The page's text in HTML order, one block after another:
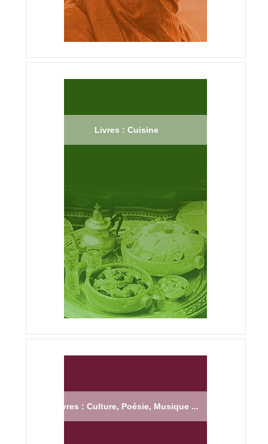
Livres : Cuisine
Livres : Culture, Poésie, Musique ...